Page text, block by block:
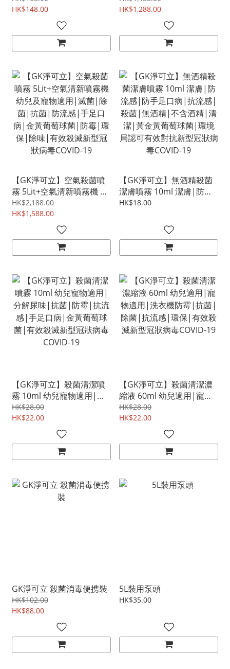
新型冠狀病毒專用|滅菌|
除菌|抗菌|防流感|手足口
病|金黃葡萄球菌|防霉|除
HK$148.00
足口病|金黃葡萄球菌|防
霉|環保|除味|有效殺滅新
型冠狀病毒COVID-19
HK$1,288.00
【GK淨可立】空氣殺菌噴
霧 5Lit+空氣清新噴霧機 幼
兒及寵物適用|滅菌|除菌|
抗菌|防流感|手足口病|金
黃葡萄球菌|防霉|環保|除
味|有效殺滅新型冠狀病毒
HK$2,188.00
HK$1,588.00
【GK淨可立】無酒精殺菌
潔膚噴霧 10ml 潔膚|防流
感|防手足口病|抗流感|殺
潔|黃金黃葡萄球菌|環境
局認可有效對抗新型冠狀病
HK$18.00
【GK淨可立】殺菌清潔噴
霧 10ml 幼兒寵物適用|分
解尿味|抗菌|防霉|抗流
感|手足口病|金黃葡萄球
菌|有效殺滅新型冠狀病毒
COVID-19
HK$28.00
HK$22.00
【GK淨可立】殺菌清潔濃
縮液 60ml 幼兒適用|寵物
適用|洗衣機防霉|抗菌|除
菌|抗流感|環保|有效殺滅
新型冠狀病毒COVID-19
HK$28.00
HK$22.00
GK淨可立 殺菌消毒便携裝
HK$102.00
HK$88.00
5L裝用泵頭
HK$35.00